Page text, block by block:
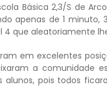
Básica 2,3/S de
apenas de 1
4 que aleatoriamente
em excelentes
a comunidade
alunos, pois todos